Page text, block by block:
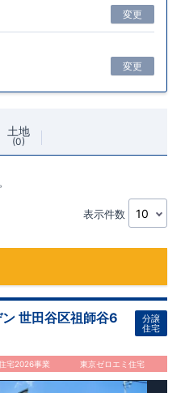
変更
変更
土地
0
表示件数
世田谷区祖師谷6
分譲
住宅
宅2026事業 東京ゼロエミ住宅